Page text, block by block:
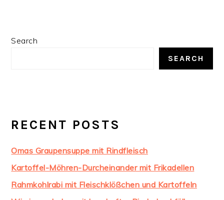
PRIMARY
Search
SEARCH
RECENT POSTS
Omas Graupensuppe mit Rindfleisch
Kartoffel-Möhren-Durcheinander mit Frikadellen
Rahmkohlrabi mit Fleischklößchen und Kartoffeln